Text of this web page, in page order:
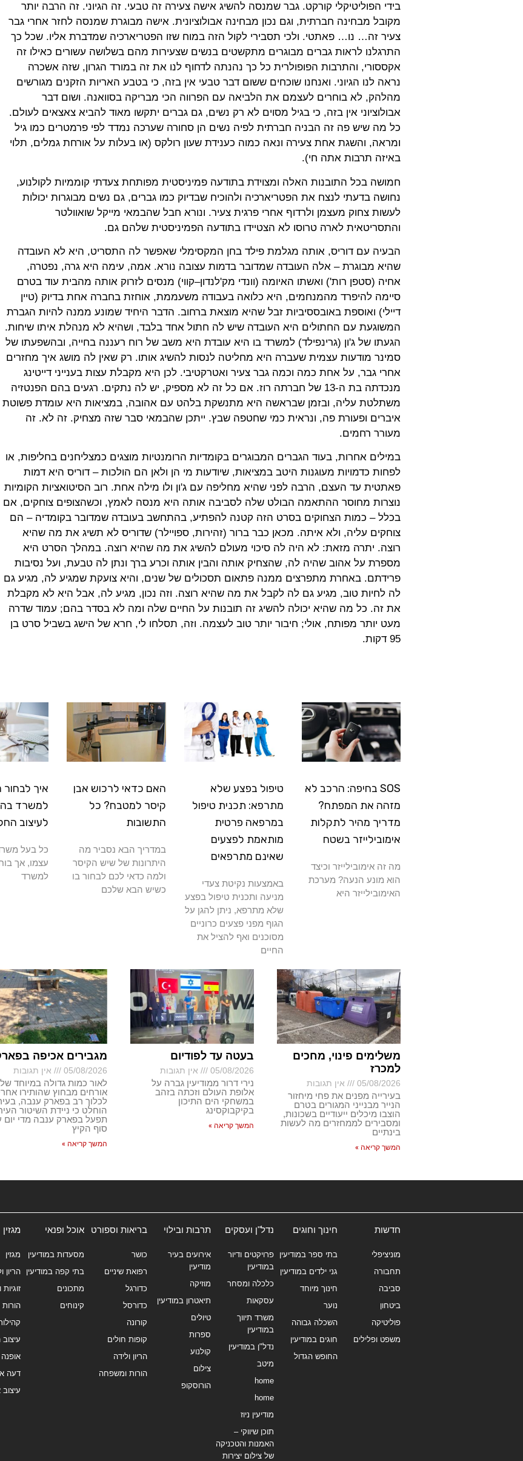
בידי הפוליטיקלי קורקט. גבר שמנסה להשיג אישה צעירה זה טבעי. זה הגיוני. זה הרבה יותר
מקובל מבחינה חברתית, וגם נכון מבחינה אבולוציונית. אישה מבוגרת שמנסה לחזר אחרי גבר
צעיר זה… נו… פאתטי. ולכי תסבירי לקול הזה במוח שזו הפטריארכיה שמדברת אליו. שכל כך
התרגלנו לראות גברים מבוגרים מתקשטים בנשים שצעירות מהם בשלושה עשורים כאילו זה
אקססורי, והתרבות הפופולרית כל כך נהנתה לדחוף לנו את זה במורד הגרון, שזה אשכרה
נראה לנו הגיוני. ואנחנו שוכחים ששום דבר טבעי אין בזה, כי בטבע האריות הזקנים מגורשים
מהלהק, לא בוחרים לעצמם את הלביאה עם הפרווה הכי מבריקה בסוואנה. ושום דבר
אבולוציוני אין בזה, כי בגיל מסוים לא רק נשים, גם גברים יתקשו מאוד להביא צאצאים לעולם.
כל מה שיש פה זה הבניה חברתית לפיה נשים הן סחורה שערכה נמדד לפי פרמטרים כמו גיל
ומראה, והשגת אחת צעירה ונאה כמוה כענידת שעון רולקס (או בעלות על אורחת גמלים, תלוי
באיזה תרבות אתה חי).
חמושה בכל התובנות האלה ומצוידת בתודעה פמיניסטית מפותחת צעדתי קוממיות לקולנוע,
נחושה בדעתי לנצח את הפטריארכיה ולהוכיח שבדיוק כמו גברים, גם נשים מבוגרות יכולות
לעשות צחוק מעצמן ולרדוף אחרי פרגית צעיר. ונורא חבל שהבמאי מייקל שואוולטר
והתסריטאית לארה טרוסו לא הצטיידו בתודעה הפמיניסטית שלהם גם.
הבעיה עם דוריס, אותה מגלמת פילד בחן המקסימלי שאפשר לה התסריט, היא לא העובדה
שהיא מבוגרת – אלה העובדה שמדובר בדמות עצובה נורא. אמה, עימה היא גרה, נפטרה,
אחיה (סטפן רות') ואשתו האיומה (וונדי מק'לנדון–קווי) מנסים לזרוק אותה מהבית עוד בטרם
סיימה להיפרד מהמנחמים, היא כלואה בעבודה משעממת, אוחזת בחברה אחת בדיוק (טיין
דיילי) ואוספת באובססיביות זבל שהיא מוצאת ברחוב. הדבר היחיד שמונע ממנה להיות הגברת
המשוגעת עם החתולים היא העובדה שיש לה חתול אחד בלבד, ושהיא לא מנהלת איתו שיחות.
הגעתו של ג'ון (גרינפילד) למשרד בו היא עובדת היא משב של רוח רעננה בחייה, ובהשפעתו של
סמינר מודעות עצמית שעברה היא מחליטה לנסות להשיג אותו. רק שאין לה מושג איך מחזרים
אחרי גבר, על אחת כמה וכמה גבר צעיר ואטרקטיבי. לכן היא מקבלת עצות בענייני דייטינג
מנכדתה בת ה-13 של חברתה רוז. אם כל זה לא מספיק, יש לה נתקים. רגעים בהם הפנטזיה
משתלטת עליה, ובזמן שבראשה היא מתנשקת בלהט עם אהובה, במציאות היא עומדת פשוטת
איברים ופעורת פה, ונראית כמי שחטפה שבץ. ייתכן שהבמאי סבר שזה מצחיק. זה לא. זה
מעורר רחמים.
במילים אחרות, בעוד הגברים המבוגרים בקומדיות הרומנטיות מוצגים כמצליחנים בחליפות, או
לפחות כדמויות מעוגנות היטב במציאות, שיודעות מי הן ולאן הם הולכות – דוריס היא דמות
פאתטית עד העצם, הרבה לפני שהיא מחליפה עם ג'ון ולו מילה אחת. רוב הסיטואציות הקומיות
נוצרות מחוסר ההתאמה הבולט שלה לסביבה אותה היא מנסה לאמץ, וכשהצופים צוחקים, אם
בכלל – כמות הצחוקים בסרט הזה קטנה להפתיע, בהתחשב בעובדה שמדובר בקומדיה – הם
צוחקים עליה, ולא איתה. מכאן כבר ברור (זהירות, ספויילר) שדוריס לא תשיג את מה שהיא
רוצה. יתרה מזאת: לא היה לה סיכוי מעולם להשיג את מה שהיא רוצה. במהלך הסרט היא
מספרת על אהוב שהיה לה, שהצחיק אותה והבין אותה וכרע ברך ונתן לה טבעת, ועל נסיבות
פרידתם. באחרת מתפרצים ממנה פתאום תסכולים של שנים, והיא צועקת שמגיע לה, מגיע גם
לה לחיות טוב, מגיע גם לה לקבל את מה שהיא רוצה. וזה נכון, מגיע לה, אבל היא לא מקבלת
את זה. כל מה שהיא יכולה להשיג זה תובנות על החיים שלה ומה לא בסדר בהם; עמוד שדרה
מעט יותר מפותח, אולי; חיבור יותר טוב לעצמה. וזה, תסלחו לי, חרא של הישג בשביל סרט בן
95דקות.
SOS בחיפה: הרכב לא
מזהה את המפתח?
מדריך מהיר לתקלות
אימובילייזר בשטח
מה זה אימובילייזר וכיצד
הוא מונע הנעה? מערכת
האימובילייזר היא
טיפול בפצע שלא
מתרפא: תכנית טיפול
במרפאה פרטית
מותאמת לפצעים
שאינם מתרפאים
באמצעות נקיטת צעדי
מניעה ותכנית טיפול בפצע
שלא מתרפא, ניתן להגן על
הגוף מפני פצעים כרוניים
מסוכנים ואף להציל את
החיים
האם כדאי לרכוש אבן
קיסר למטבח? כל
התשובות
במדריך הבא נסביר מה
היתרונות של שיש הקיסר
ולמה כדאי לכם לבחור בו
כשיש הבא שלכם
איך לבחור
למשרד
לעיצוב
כל בעל
עצמו, אך
למשרד
משלימים פינוי, מחכים
למכרז
05/08/2026 אין תגובות
בעירייה מפנים את פחי מיחזור
הנייר מבנייני המגורים בטרם
הוצבו מיכלים ייעודיים בשכונות,
ומסבירים לממחזרים מה לעשות
בינתיים
המשך קריאה »
בעטה עד לפודיום
05/08/2026 אין תגובות
נירי דרור ממודיעין גברה על
אלופת העולם וזכתה בזהב
במשחקי הים התיכון
בקיקבוקסינג
המשך קריאה »
מגבירים אכיפה
05/08/2026 אין תגובות
לאור כמות גדולה במיוחד של
אורחים מבחוץ שהותירו
לכלוך רב בפארק ענבה,
הוחלט כי ניידת השיטור
תפעל בפארק ענבה מדי יום
סוף הקיץ
המשך קריאה »
חדשות
מוניציפלי
תחבורה
סביבה
ביטחון
פוליטיקה
משפט ופלילים
חינוך וחוגים
בתי ספר במודיעין
גני ילדים במודיעין
חינוך מיוחד
נוער
השכלה גבוהה
חוגים במודיעין
החופש הגדול
נדל"ן ועסקים
פרויקטים ודיור
במודיעין
כלכלה ומסחר
עסקאות
משרד תיווך
במודיעין
נדל"ן במודיעין
מיטב
home
home
מודיעין ניוז
תוכן שיווקי –
האמנות והטכניקה
של צילום יצירות
תרבות ובילוי
אירועים בעיר
מודיעין
מוזיקה
תיאטרון במודיעין
טיולים
ספרות
קולנוע
צילום
הורוסקופ
בריאות וספורט
כושר
רפואת שיניים
כדורגל
כדורסל
קורונה
קופות חולים
הריון ולידה
הורות ומשפחה
אוכל ופנאי
מסעדות במודיעין
בתי קפה במודיעין
מתכונים
קינוחים
מגזין
מגזין
הריון
אופנה
דעה